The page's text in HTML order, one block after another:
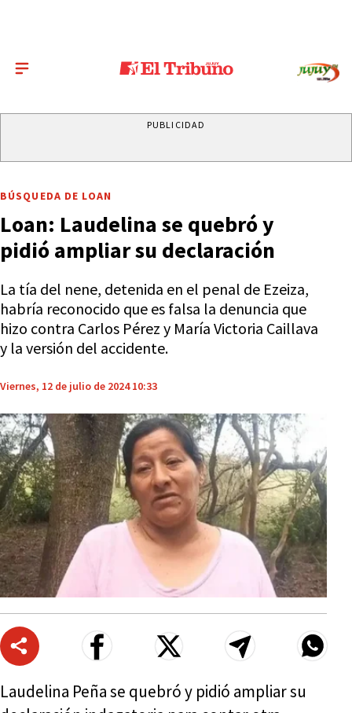
PUBLICIDAD
BÚSQUEDA DE LOAN
Loan: Laudelina se quebró y
pidió ampliar su declaración
La tía del nene, detenida en el penal de Ezeiza,
habría reconocido que es falsa la denuncia que
hizo contra Carlos Pérez y María Victoria Caillava
y la versión del accidente.
Viernes, 12 de julio de 2024 10:33
Laudelina Peña se quebró y pidió ampliar su